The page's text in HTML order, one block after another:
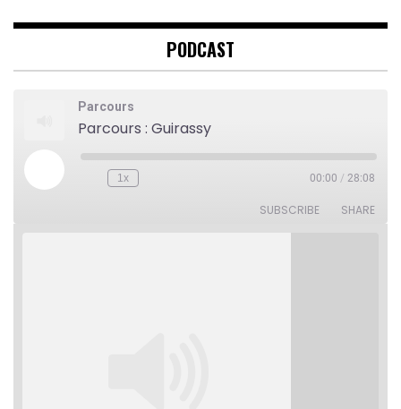
PODCAST
Parcours
Parcours : Guirassy
Play
Episode
Rewind
1x 00:00 / 28:08
SUBSCRIBE SHARE